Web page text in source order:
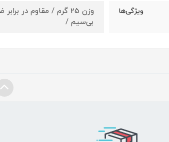
ویژگی‌ها
وزن 25 گرم / مقاوم
بی‌سیم /